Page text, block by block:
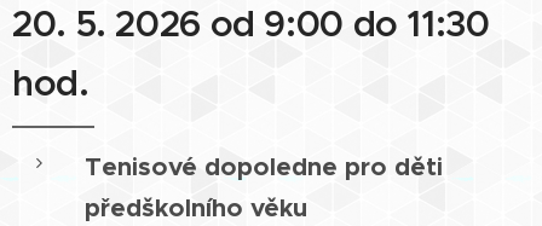
20. 5. 2026 od 9:00 do 11:30
hod.
Tenisové dopoledne pro děti
předškolního věku